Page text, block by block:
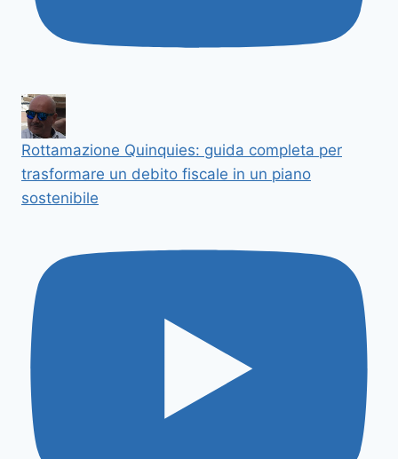
Rottamazione Quinquies: guida completa per
trasformare un debito fiscale in un piano
sostenibile